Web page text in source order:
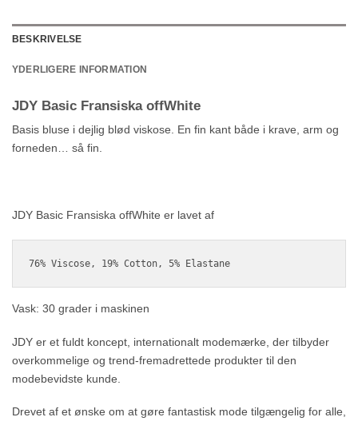
BESKRIVELSE
YDERLIGERE INFORMATION
JDY Basic Fransiska offWhite
Basis bluse i dejlig blød viskose. En fin kant både i krave, arm og
forneden… så fin.
JDY Basic Fransiska offWhite er lavet af
76% Viscose, 19% Cotton, 5% Elastane
Vask: 30 grader i maskinen
JDY er et fuldt koncept, internationalt modemærke, der tilbyder
overkommelige og trend-fremadrettede produkter til den
modebevidste kunde.
Drevet af et ønske om at gøre fantastisk mode tilgængelig for alle,